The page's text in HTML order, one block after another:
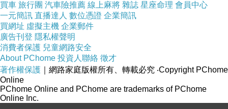
買車 旅行團 汽車險推薦 線上麻將 雜誌 星座命理 會員中心
一元簡訊 直播達人 數位憑證 企業簡訊
買網址 虛擬主機 企業郵件
廣告刊登 隱私權聲明
消費者保護 兒童網路安全
About PChome 投資人聯絡 徵才
著作權保護 ｜網路家庭版權所有、轉載必究 ‧Copyright PChome
Online
PChome Online and PChome are trademarks of PChome
Online Inc.